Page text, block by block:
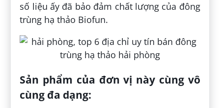
số liệu ấy đã bảo đảm chất lượng của đông
trùng hạ thảo Biofun.
Sản phẩm của đơn vị này cùng vô
cùng đa dạng: